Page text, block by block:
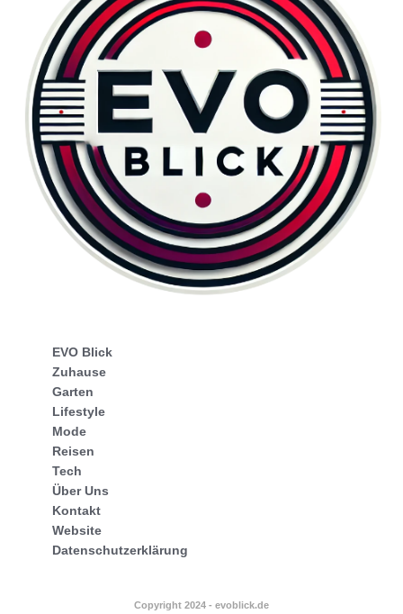
EVO Blick
Zuhause
Garten
Lifestyle
Mode
Reisen
Tech
Über Uns
Kontakt
Website
Datenschutzerklärung
Copyright 2024 - evoblick.de